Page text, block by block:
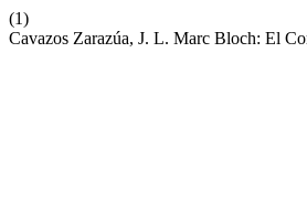
(1)
Cavazos Zarazúa, J. L. Marc Bloch: El